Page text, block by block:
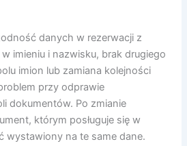
danych w rezerwacji z
imieniu i nazwisku, brak drugiego
imion lub zamiana kolejności
przy odprawie
dokumentów. Po zmianie
którym posługuje się w
wystawiony na te same dane.